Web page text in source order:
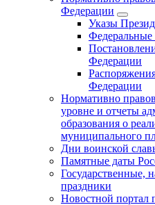
Федерации
Указы
Федеральные
Федерации
Федерации
Нормативно
уровне и отчеты
образования о
муниципального
Дни воинской
Памятные даты
Государственные,
праздники
Новостной портал